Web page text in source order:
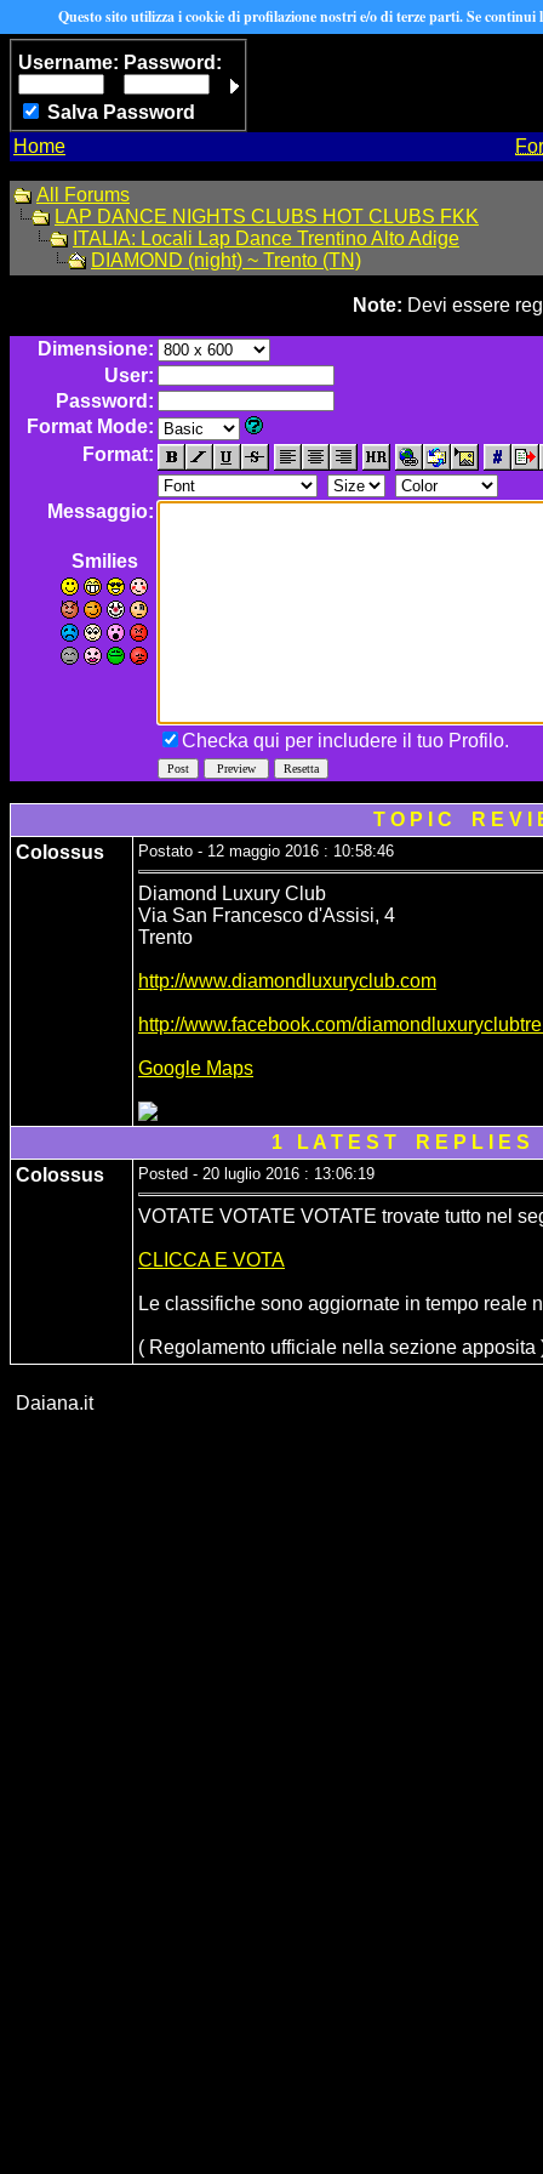
Username: Password:
Salva Password
Home
All Forums
LAP DANCE NIGHTS CLUBS HOT CLUBS FKK
ITALIA: Locali Lap Dance Trentino Alto Adige
DIAMOND (night) ~ Trento (TN)
Note: Devi essere
Dimensione:
User:
Password:
Format Mode:
Format:
Messaggio:
Smilies
Checka qui per includere il tuo Profilo.
T O P I C R E V I
Colossus
Postato - 12 maggio 2016 : 10:58:46
Diamond Luxury Club
Via San Francesco d'Assisi, 4
Trento
http://www.diamondluxuryclub.com
http://www.facebook.com/
Google Maps
1 L A T E S T R E P L I E S
Colossus
Posted - 20 luglio 2016 : 13:06:19
VOTATE VOTATE VOTATE trovate tutto nel
CLICCA E VOTA
Le classifiche sono aggiornate in tempo reale
( Regolamento ufficiale nella sezione apposita
Daiana.it
Questo sito utilizza i cookie di profilazione nostri e/o di terze parti. Se continui